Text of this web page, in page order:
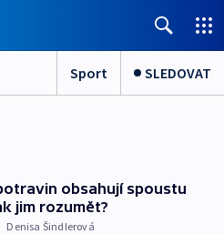
Sport SLEDOVAT
obsahují spoustu
jim rozumět?
Denisa Šindlerová